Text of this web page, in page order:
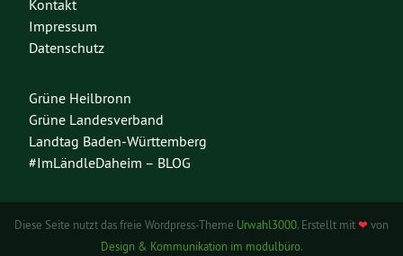
Kontakt
Impressum
Datenschutz
Grüne Heilbronn
Grüne Landesverband
Landtag Baden-Württemberg
#ImLändleDaheim – BLOG
Diese Seite nutzt das freie Wordpress-Theme Urwahl3000. Erstellt mit❤ von
Design & Kommunikation im modulbüro.